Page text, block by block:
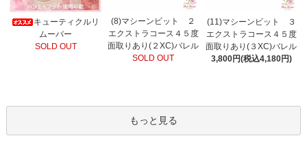
キューティクルリ
ムーバー
SOLD OUT
(8)マシーンビット ２
エクストラコース４５度
面取りあり(２XC)バレル
SOLD OUT
(11)マシーンビット ３
エクストラコース４５度
面取りあり(３XC)バレル
3,800円(税込4,180円)
もっと見る